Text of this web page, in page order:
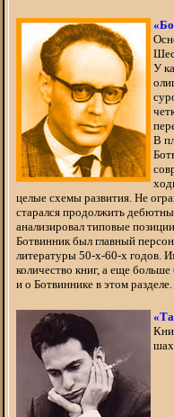
У
В
целые схемы развития. Не
старался продолжить
анализировал типовые
Ботвинник был главный
литературы 50-х-60-х годов.
количество книг, а еще
и о Ботвиннике в этом разделе.